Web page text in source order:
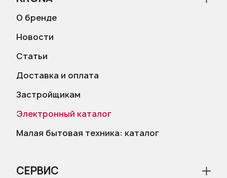
О бренде
Новости
Статьи
Доставка и оплата
Застройщикам
Электронный каталог
Малая бытовая техника: каталог
СЕРВИС